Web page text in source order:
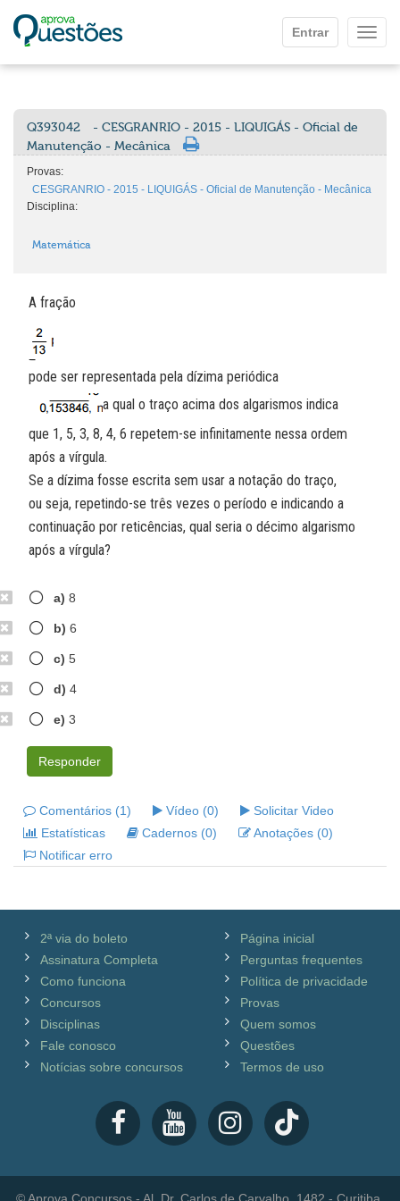
Entrar
Q393042
- CESGRANRIO - 2015 - LIQUIGÁS - Oficial de
Manutenção - Mecânica
Provas:
CESGRANRIO - 2015 - LIQUIGÁS - Oficial de Manutenção - Mecânica
Disciplina:
Matemática
A fração
pode ser representada pela dízima periódica
a qual o traço acima dos algarismos indica
que 1, 5, 3, 8, 4, 6 repetem-se infinitamente nessa ordem
após a vírgula.
Se a dízima fosse escrita sem usar a notação do traço,
ou seja, repetindo-se três vezes o período e indicando a
continuação por reticências, qual seria o décimo algarismo
após a vírgula?
a) 8
b) 6
c) 5
d) 4
e) 3
Responder
Comentários (1) Vídeo (0)
Solicitar Video
Estatísticas
Cadernos (0)
Anotações (0)
Notificar erro
2ª via do boleto
Assinatura Completa
Como funciona
Concursos
Disciplinas
Fale conosco
Notícias sobre concursos
Página inicial
Perguntas frequentes
Política de privacidade
Provas
Quem somos
Questões
Termos de uso